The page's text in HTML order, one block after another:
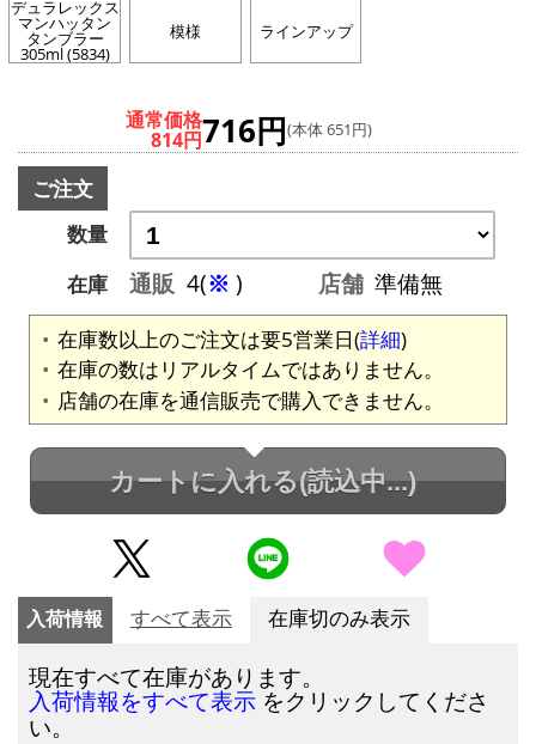
デュラレックス
マンハッタン
タンブラー
305ml (5834)
模様 ラインアップ
通常価格
814円716円(本体 651円)
ご注文
数量
在庫
通販 4(※ ) 店舗 準備無
在庫数以上のご注文は要5営業日(詳細)
在庫の数はリアルタイムではありません。
店舗の在庫を通信販売で購入できません。
カートに入れる(読込中...)
入荷情報 すべて表示 在庫切のみ表示
現在すべて在庫があります。
入荷情報をすべて表示 をクリックしてくださ
い。